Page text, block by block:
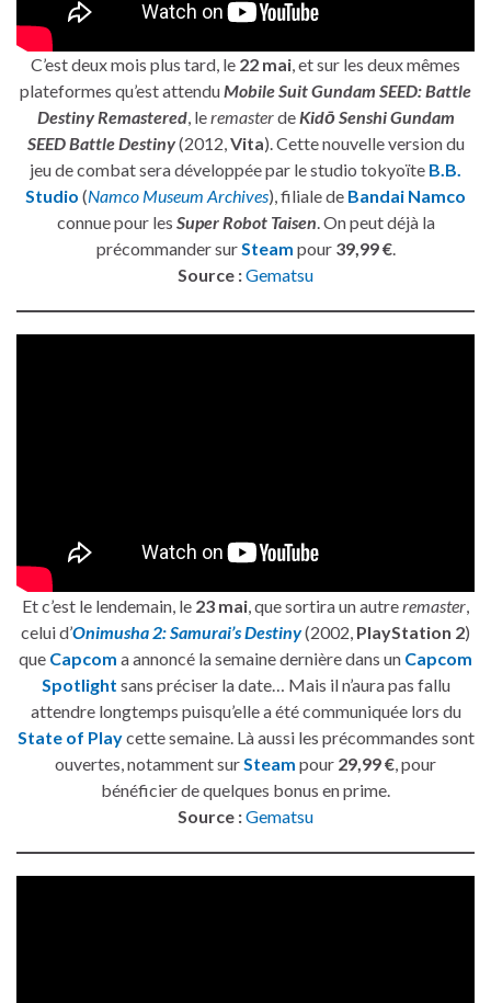
C’est deux mois plus tard, le 22 mai, et sur les deux mêmes
plateformes qu’est attenduMobile Suit Gundam SEED: Battle
Destiny Remastered, leremasterdeKidō Senshi Gundam
SEED Battle Destiny(2012,Vita). Cette nouvelle version du
jeu de combat sera développée par le studio tokyoïte B.B.
Studio (Namco Museum Archives), filiale de Bandai Namco
connue pour les Super Robot Taisen. On peut déjà la
précommander surSteam pour 39,99 €.
Source :Gematsu
Et c’est le lendemain, le 23 mai , que sortira un autreremaster
celui d’Onimusha 2: Samurai’s Destiny(2002, PlayStation 2)
que Capcom a annoncé la semaine dernière dans un Capcom
Spotlight sans préciser la date… Mais il n’aura pas fallu
attendre longtemps puisqu’elle a été communiquée lors du
State of Playcette semaine. Là aussi les précommandes sont
ouvertes, notamment sur Steam pour 29,99 € , pour
bénéficier de quelques bonus en prime.
Source :Gematsu